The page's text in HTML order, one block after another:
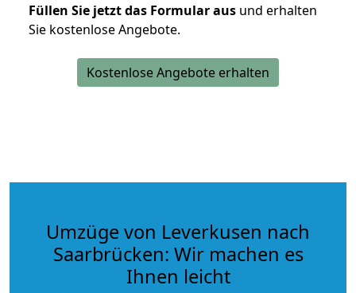
Füllen Sie jetzt das Formular aus und erhalten
Sie kostenlose Angebote.
Kostenlose Angebote erhalten
Umzüge von Leverkusen nach
Saarbrücken: Wir machen es
Ihnen leicht